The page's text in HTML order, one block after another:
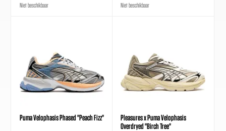
Niet beschikbaar Niet beschikbaar
Puma Velophasis Phased "Peach Fizz"
Pleasures x Puma Velophasis
Overdryed "Birch Tree"